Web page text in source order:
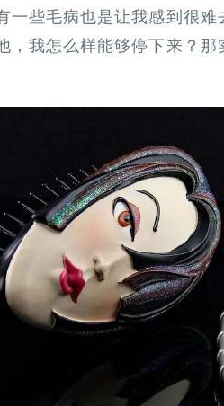
一些‍‍毛病也是让我感到很
，我怎么样能够停下来？